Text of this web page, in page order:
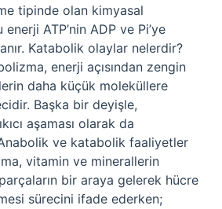
tipinde olan kimyasal
ATP’nin ADP ve Pi’ye
Katabolik olaylar nelerdir?
enerji açısından zengin
daha küçük moleküllere
Başka bir deyişle,
aşaması olarak da
ve katabolik faaliyetler
vitamin ve minerallerin
bir araya gelerek hücre
sürecini ifade ederken;